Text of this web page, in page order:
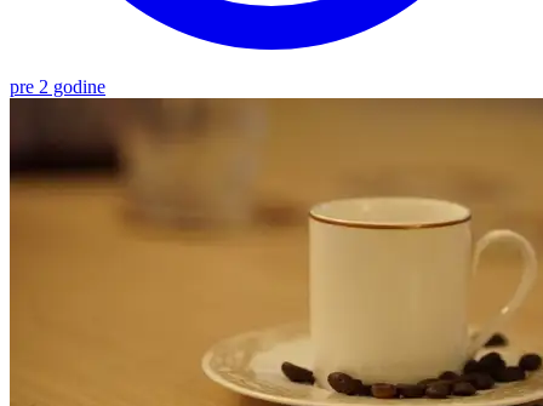
pre 2 godine